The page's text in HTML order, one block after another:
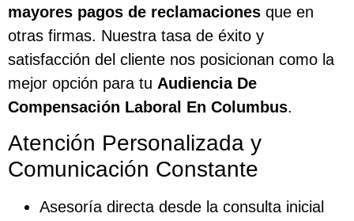
mayores pagos de reclamaciones que en
otras firmas. Nuestra tasa de éxito y
satisfacción del cliente nos posicionan como la
mejor opción para tu Audiencia De
Compensación Laboral En Columbus.
Atención Personalizada y
Comunicación Constante
Asesoría directa desde la consulta inicial